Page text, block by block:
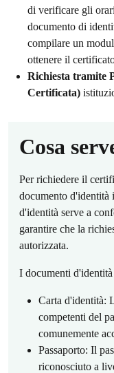
di verificare gli
documento di
compilare un
ottenere il
Richiesta tramite
Certificata)
Cosa
Per richiedere il
documento
d'identità serve a
garantire che la
autorizzata.
I documenti
Carta d'identità:
competenti del
comunemente
Passaporto: Il
riconosciuto a